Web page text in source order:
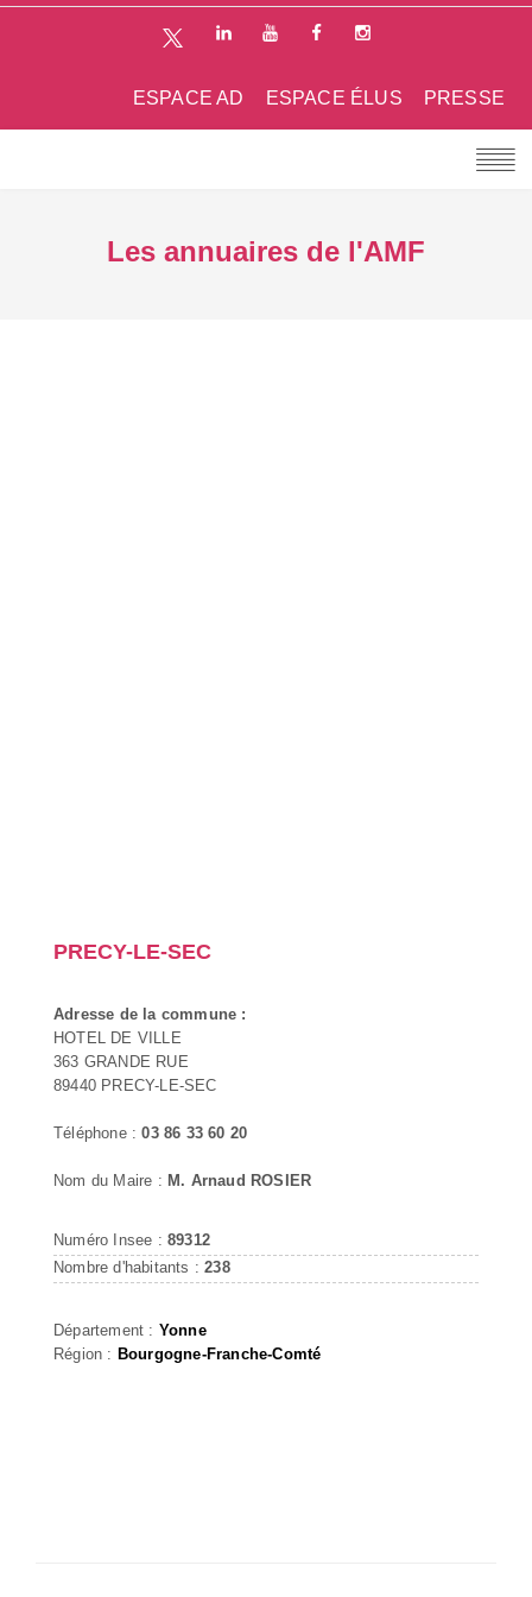
PRESSE
ESPACE ÉLUS
ESPACE AD
Les annuaires de l'AMF
PRECY-LE-SEC
Adresse de la commune :
HOTEL DE VILLE
363 GRANDE RUE
89440 PRECY-LE-SEC
Téléphone :03 86 33 60 20
Nom du Maire : M. Arnaud ROSIER
Numéro Insee : 89312
Nombre d'habitants :238
Département : Yonne
Région : Bourgogne-Franche-Comté